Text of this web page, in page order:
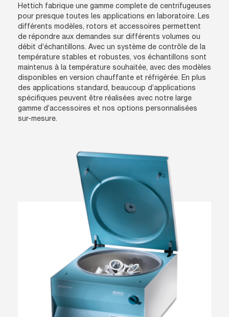
Contact
Hettich fabrique une gamme complete de centrifugeuses
pour presque toutes les applications en laboratoire. Les
différents modèles, rotors et accessoires permettent
de répondre aux demandes sur différents volumes ou
débit d’échantillons. Avec un système de contrôle de la
température stables et robustes, vos échantillons sont
maintenus à la température souhaitée, avec des modèles
disponibles en version chauffante et réfrigérée. En plus
des applications standard, beaucoup d’applications
spécifiques peuvent être réalisées avec notre large
gamme d’accessoires et nos options personnalisées
sur-mesure.